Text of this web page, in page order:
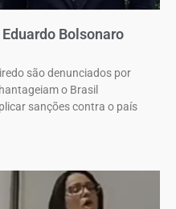
Bolsonaro
são denunciados por
o Brasil
sanções contra o país